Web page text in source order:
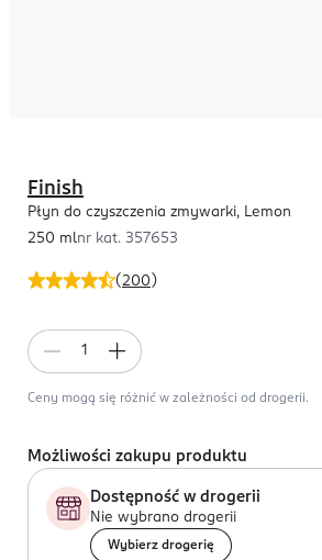
(200 )
Finish
Płyn do czyszczenia zmywarki, Lemon
250 mlnr kat. 357653
Ceny mogą się różnić w zależności od drogerii.
Możliwości zakupu produktu
Dostępność w drogerii
Nie wybrano drogerii
Wybierz drogerię